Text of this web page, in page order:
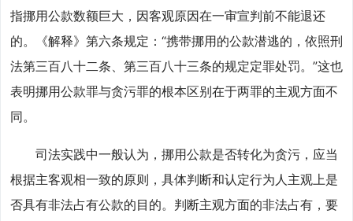
指挪用公款数额巨大，因客观原因在一审宣判前不能退还
的。《解释》第六条规定：“携带挪用的公款潜逃的，依照刑
法第三百八十二条、第三百八十三条的规定定罪处罚。”这也
表明挪用公款罪与贪污罪的根本区别在于两罪的主观方面不
同。
司法实践中一般认为，挪用公款是否转化为贪污，应当
根据主客观相一致的原则，具体判断和认定行为人主观上是
否具有非法占有公款的目的。判断主观方面的非法占有，要